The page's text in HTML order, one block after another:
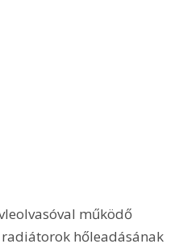
működő
hőleadásának